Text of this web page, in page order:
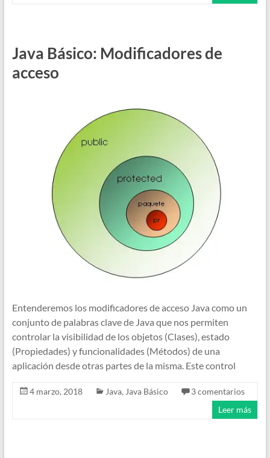
Java Básico: Modificadores de
acceso
Entenderemos los modificadores de acceso Java como un
conjunto de palabras clave de Java que nos permiten
controlar la visibilidad de los objetos (Clases), estado
(Propiedades) y funcionalidades (Métodos) de una
aplicación desde otras partes de la misma. Este control
4 marzo, 2018 Java, Java Básico
3 comentarios
Leer más